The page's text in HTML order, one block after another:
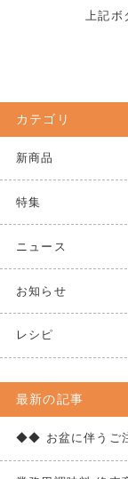
上記
カテゴリ
新商品
特集
ニュース
お知らせ
レシピ
最新の記事
◆◆ お盆に伴うご